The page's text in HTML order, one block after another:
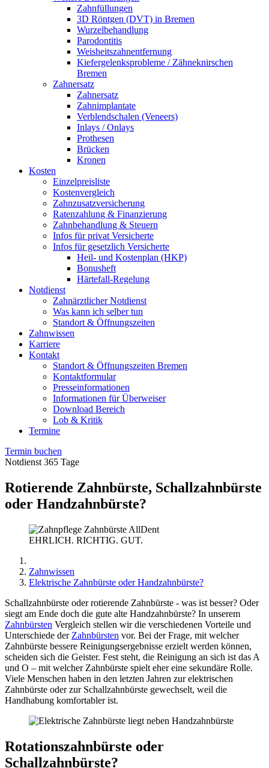
Zahnfüllungen
3D Röntgen (DVT) in Bremen
Wurzelbehandlung
Parodontitis
Weisheitszahnentfernung
Kiefergelenksprobleme / Zähneknirschen
Bremen
Zahnersatz
Zahnersatz
Zahnimplantate
Verblendschalen (Veneers)
Inlays / Onlays
Prothesen
Brücken
Kronen
Kosten
Einzelpreisliste
Kostenvergleich
Zahnzusatzversicherung
Ratenzahlung & Finanzierung
Zahnbehandlung & Steuern
Infos für privat Versicherte
Infos für gesetzlich Versicherte
Heil- und Kostenplan (HKP)
Bonusheft
Härtefall-Regelung
Notdienst
Zahnärztlicher Notdienst
Was kann ich selber tun
Standort & Öffnungszeiten
Zahnwissen
Karriere
Kontakt
Standort & Öffnungszeiten Bremen
Kontaktformular
Presseinformationen
Informationen für Überweiser
Download Bereich
Lob & Kritik
Termine
Termin buchen
Notdienst 365 Tage
Rotierende Zahnbürste, Schallzahnbürste
oder Handzahnbürste?
EHRLICH. RICHTIG. GUT.
Zahnwissen
Elektrische Zahnbürste oder Handzahnbürste?
Schallzahnbürste oder rotierende Zahnbürste - was ist besser? Oder
siegt am Ende doch die gute alte Handzahnbürste? In unserem
Zahnbürsten Vergleich stellen wir die verschiedenen Vorteile und
Unterschiede der Zahnbürsten vor. Bei der Frage, mit welcher
Zahnbürste bessere Reinigungsergebnisse erzielt werden können,
scheiden sich die Geister. Fest steht, die Reinigung an sich ist das A
und O – mit welcher Zahnbürste spielt eher eine sekundäre Rolle.
Viele Menschen haben in den letzten Jahren zur elektrischen
Zahnbürste oder zur Schallzahnbürste gewechselt, weil die
Handhabung komfortabler ist.
Rotationszahnbürste oder
Schallzahnbürste?